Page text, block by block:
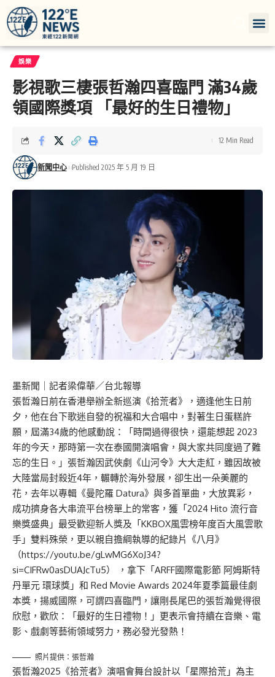
娛樂
影視歌三棲張哲瀚四喜臨門 滿34歲
領國際獎項 「最好的生日禮物」
新聞中心 Published 2025 年 5 月 19 日
12 Min Read
墨新聞 ｜記者梁偉華／台北報導
張哲瀚日前在香港舉辦全新巡演《拾荒者》，適逢他生日前
夕，他在台下歌迷自發的祝福和大合唱中，對著生日蛋糕許
願，屆滿34歲的他感動說：「時間過得很快，還能想起 2023
年的今天，那時第一次在泰國開演唱會，與大家共同度過了難
忘的生日。」張哲瀚因武俠劇《山河令》大大走紅，雖因故被
大陸當局封殺近4年，輾轉於海外發展，卻生出一朵美麗的
花，去年以專輯《曼陀羅 Datura》與多首單曲，大放異彩，
成功擠身各大串流平台榜單上的常客，獲「2024 Hito 流行音
樂獎盛典」最受歡迎新人獎及「KKBOX風雲榜年度百大風雲歌
手」雙料殊榮，更以親自擔綱執導的紀錄片《八月》
（https://youtu.be/gLwMG6XoJ34?
si=CIFRw0asDUAJcTu5） ，拿下「ARFF國際電影節 阿姆斯特
丹單元 環球獎」和 Red Movie Awards 2024年夏季篇最佳劇
本獎，揚威國際，可謂四喜臨門，讓剛長尾巴的張哲瀚覺得很
欣慰，歡欣：「最好的生日禮物！」更表示會持續在音樂、電
影、戲劇等藝術領域努力，務必發光發熱！
照片提供：張哲瀚
張哲瀚2025《拾荒者》演唱會舞台設計以「星際拾荒」為主